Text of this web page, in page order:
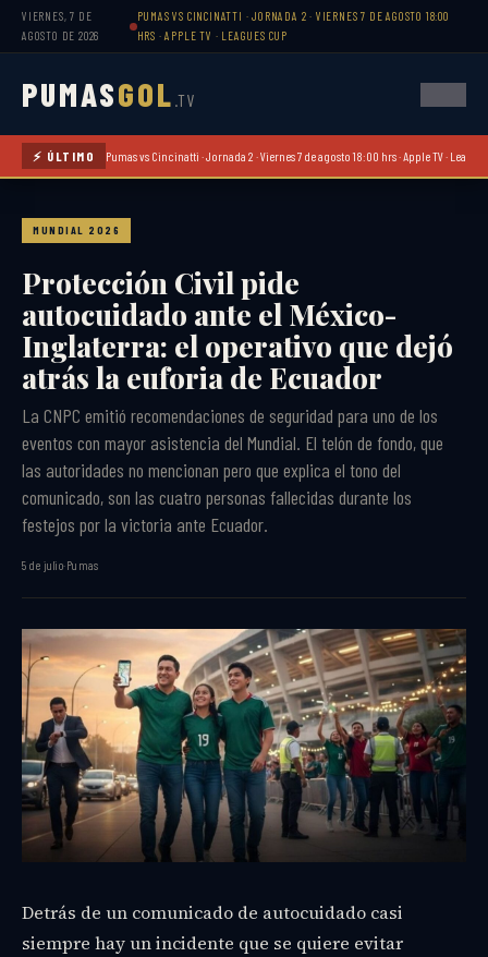
VIERNES, 7 DE
AGOSTO DE 2026
PUMAS VS CINCINATTI · JORNADA 2 · VIERNES 7 DE AGOSTO 18:00
HRS · APPLE TV · LEAGUES CUP
PUMASGOL .TV
⚡ ÚLTIMO Pumas vs Cincinatti · Jornada 2 · Viernes 7 de agosto 18:00 hrs · Apple TV ·
MUNDIAL 2026
Protección Civil pide
autocuidado ante el México-
Inglaterra: el operativo que dejó
atrás la euforia de Ecuador
La CNPC emitió recomendaciones de seguridad para uno de los
eventos con mayor asistencia del Mundial. El telón de fondo, que
las autoridades no mencionan pero que explica el tono del
comunicado, son las cuatro personas fallecidas durante los
festejos por la victoria ante Ecuador.
5 de julio·Pumas
Detrás de un comunicado de autocuidado casi
siempre hay un incidente que se quiere evitar